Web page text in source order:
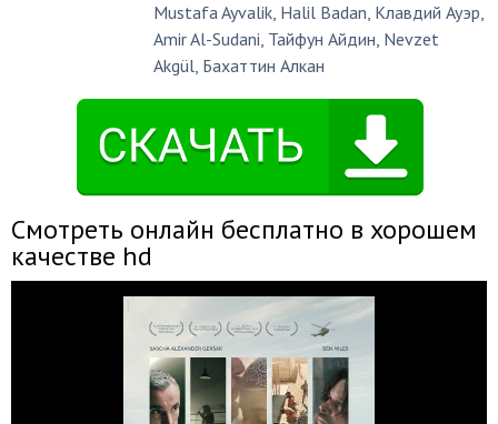
Mustafa Ayvalik, Halil Badan, Клавдий Ауэр,
Amir Al-Sudani, Тайфун Айдин, Nevzet
Akgül, Бахаттин Алкан
Смотреть онлайн бесплатно в хорошем
качестве hd